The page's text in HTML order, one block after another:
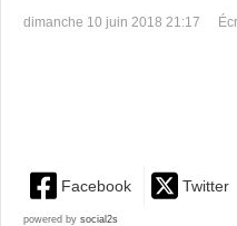
dimanche 10 juin 2018 21:17
Facebook Twitter
powered by social2s